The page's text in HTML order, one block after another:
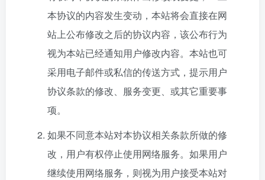
本协议的内容发生变动，本站将会直接在网
站上公布修改之后的协议内容，该公布行为
视为本站已经通知用户修改内容。本站也可
采用电子邮件或私信的传送方式，提示用户
协议条款的修改、服务变更、或其它重要事
项。
如果不同意本站对本协议相关条款所做的修
改，用户有权停止使用网络服务。如果用户
继续使用网络服务，则视为用户接受本站对